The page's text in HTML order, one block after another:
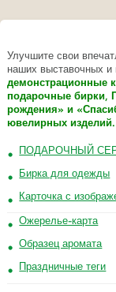
Улучшите свои
наших выставочных и
демонстрационные
подарочные бирки,
рождения» и
ювелирных изделий.
ПОДАРОЧНЫЙ
Бирка для одежды
Карточка с
Ожерелье-карта
Образец аромата
Праздничные теги